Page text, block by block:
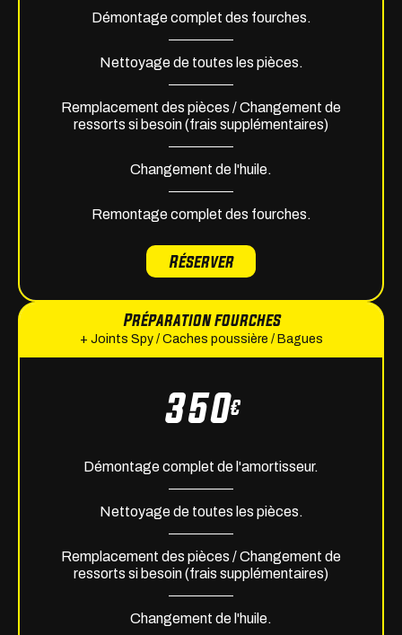
Démontage complet des fourches.
Nettoyage de toutes les pièces.
Remplacement des pièces / Changement de
ressorts si besoin (frais supplémentaires)
Changement de l'huile.
Remontage complet des fourches.
Réserver
Préparation fourches
+ Joints Spy / Caches poussière / Bagues
350€
Démontage complet de l'amortisseur.
Nettoyage de toutes les pièces.
Remplacement des pièces / Changement de
ressorts si besoin (frais supplémentaires)
Changement de l'huile.